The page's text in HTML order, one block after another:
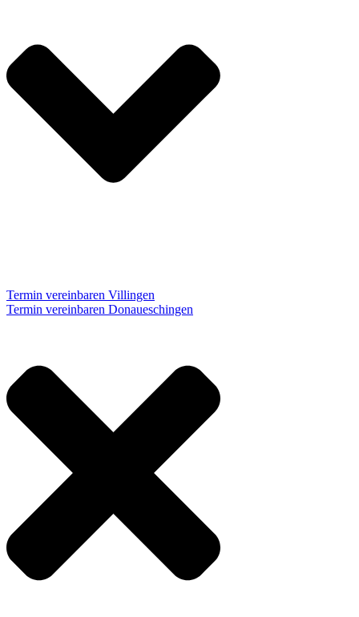
Termin vereinbaren Villingen
Termin vereinbaren Donaueschingen